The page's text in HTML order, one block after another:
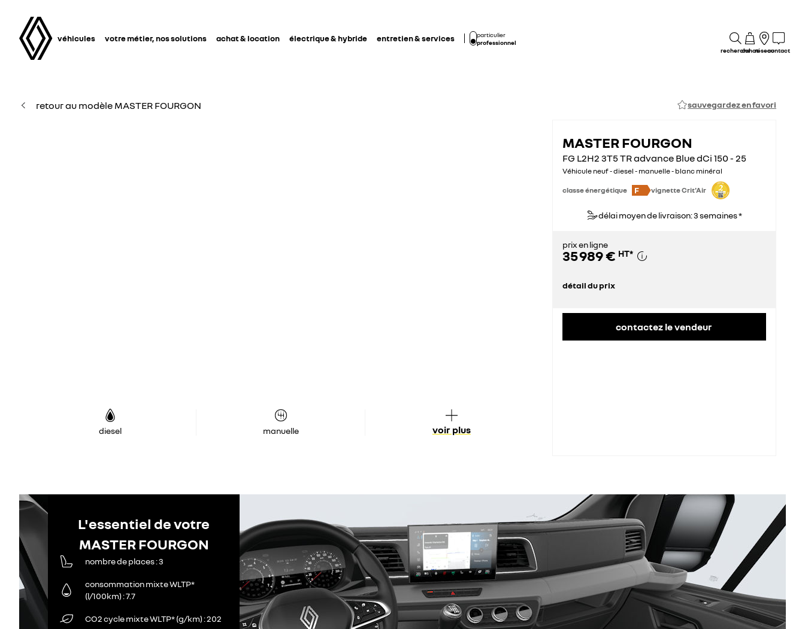
véhicules votre métier, nos solutions achat & location électrique & hybride entretien & services
particulier
professionnel
rechercheachatréseaucontact
retour au modèle MASTER FOURGON sauvegardez en favori
diesel manuelle voir plus
MASTER FOURGON
FG L2H2 3T5 TR advance Blue dCi 150 - 25
Véhicule neuf - diesel - manuelle - blanc minéral
classe énergétique F vignette Crit'Air
délai moyen de livraison: 3 semaines *
prix en ligne
35 989 € HT*
détail du prix
contactez le vendeur
L'essentiel de votre
MASTER FOURGON
nombre de places 3
consommation mixte WLTP*
(l/100km) 7.7
CO2 cycle mixte WLTP* (g/km) 202